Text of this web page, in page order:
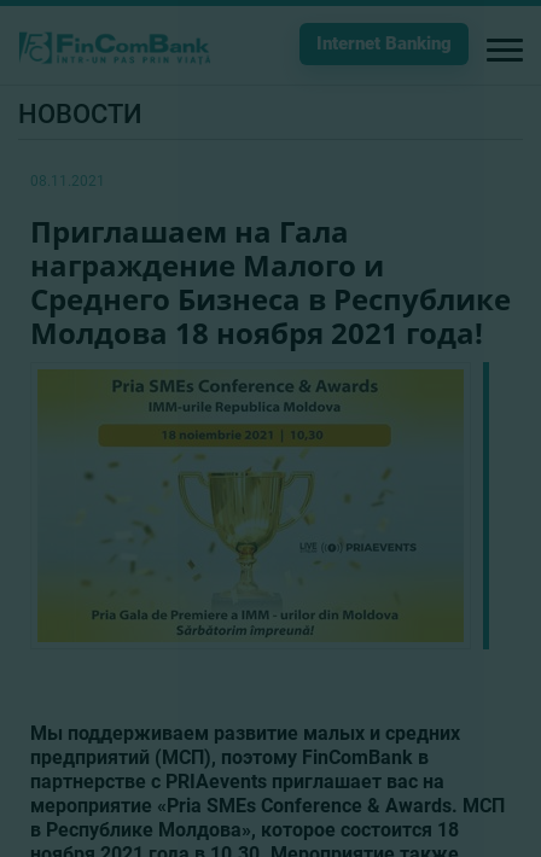
Internet Banking
НОВОСТИ
08.11.2021
Приглашаем на Гала
награждение Малого и
Среднего Бизнеса в Республике
Молдова 18 ноября 2021 года!
Мы поддерживаем развитие малых и средних
предприятий (МСП), поэтому FinComBank в
партнерстве с PRIAevents приглашает вас на
мероприятие «Pria SMEs Conference & Awards. МСП
в Республике Молдова», которое состоится 18